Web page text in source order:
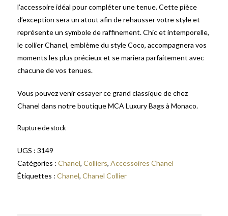
l’accessoire idéal pour compléter une tenue. Cette pièce
d’exception sera un atout afin de rehausser votre style et
représente un symbole de raffinement. Chic et intemporelle,
le collier Chanel, emblème du style Coco, accompagnera vos
moments les plus précieux et se mariera parfaitement avec
chacune de vos tenues.
Vous pouvez venir essayer ce grand classique de chez
Chanel dans notre boutique MCA Luxury Bags à Monaco.
Rupture de stock
UGS : 3149
Catégories : Chanel, Colliers, Accessoires Chanel
Étiquettes : Chanel, Chanel Collier